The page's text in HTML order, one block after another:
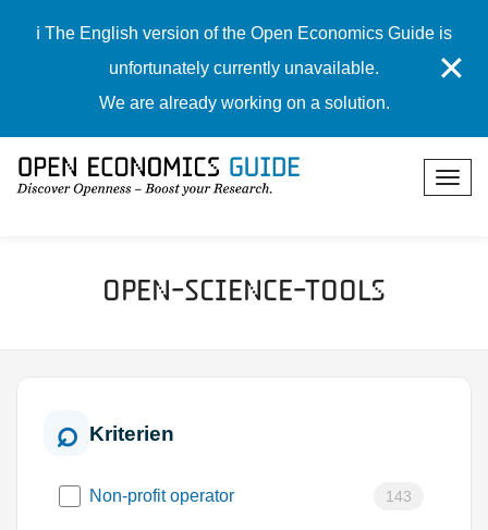
ℹ️ The English version of the Open Economics Guide is
unfortunately currently unavailable.
We are already working on a solution.
✕
Open-Science-Tools
Kriterien
Non-profit operator 143